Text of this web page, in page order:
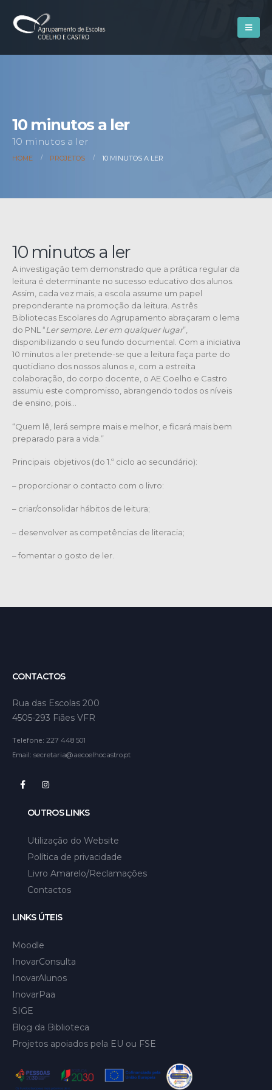
10 minutos a ler
10 minutos a ler
HOME PROJETOS 10 MINUTOS A LER
10 minutos a ler
A investigação tem demonstrado que a prática regular da
leitura é determinante no sucesso educativo dos alunos.
Assim, cada vez mais, a escola assume um papel
preponderante na promoção da leitura. As três
Bibliotecas Escolares do Agrupamento abraçaram o lema
do PNL “Ler sempre. Ler em qualquer lugar”,
disponibilizando o seu fundo documental. Com a iniciativa
10 minutos a ler pretende-se que a leitura faça parte do
quotidiano dos nossos alunos e, com a estreita
colaboração, do corpo docente, o AE Coelho e Castro
assumiu este compromisso, abrangendo todos os níveis
de ensino, pois…
“Quem lê, lerá sempre mais e melhor, e ficará mais bem
preparado para a vida.”
Principais objetivos (do 1.º ciclo ao secundário):
– proporcionar o contacto com o livro:
– criar/consolidar hábitos de leitura;
– desenvolver as competências de literacia;
– fomentar o gosto de ler.
CONTACTOS
Rua das Escolas 200
4505-293 Fiães VFR
Telefone: 227 448 501
Email: secretaria@aecoelhocastro.pt
OUTROS LINKS
Utilização do Website
Política de privacidade
Livro Amarelo/Reclamações
Contactos
LINKS ÚTEIS
Moodle
InovarConsulta
InovarAlunos
InovarPaa
SIGE
Blog da Biblioteca
Projetos apoiados pela EU ou FSE